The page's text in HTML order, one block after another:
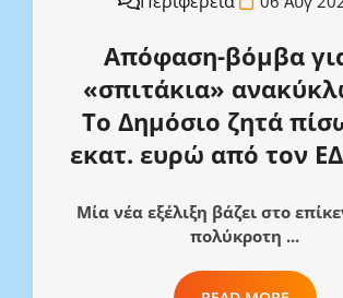
Απόφαση-βόμβα
«σπιτάκια»
Το Δημόσιο ζητά
εκατ. ευρώ από τον
Μία νέα εξέλιξη βάζει στο
πολύκροτη ...